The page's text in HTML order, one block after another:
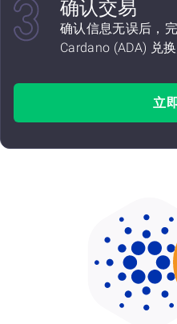
确认交易
确认信息无误后，
Cardano (ADA) 兑
立